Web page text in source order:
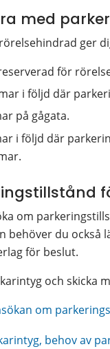
med
ger
för
i följd där
på gågata.
i följd där
om
behöver du också
för beslut.
och skicka
om
behov av